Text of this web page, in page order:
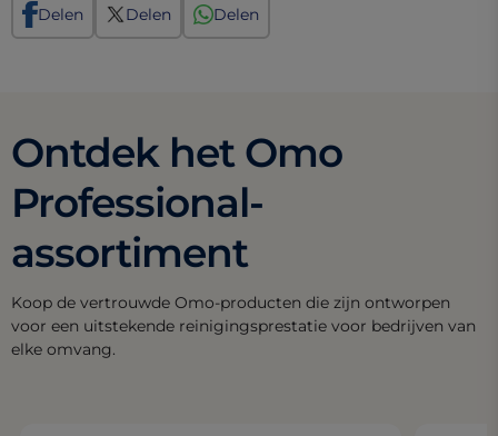
Delen Delen Delen
Ontdek het Omo
Professional-
assortiment
Koop de vertrouwde Omo-producten die zijn ontworpen
voor een uitstekende reinigingsprestatie voor bedrijven van
elke omvang.